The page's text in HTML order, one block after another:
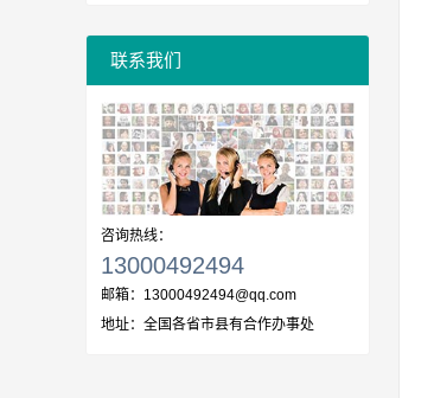
联系我们
咨询热线：
13000492494
邮箱： 13000492494@qq.com
地址： 全国各省市县有合作办事处